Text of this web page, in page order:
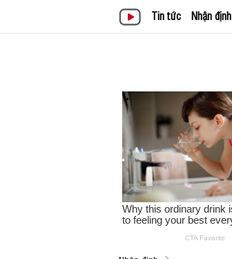
Tin tức Nhận định